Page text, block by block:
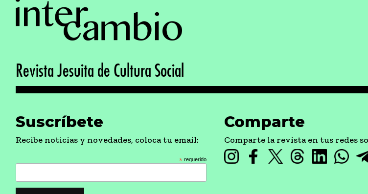
Revista Jesuita de Cultura Social
Suscríbete
Recibe noticias y novedades, coloca tu email:
* requerido
Comparte
Comparte la revista en tus redes